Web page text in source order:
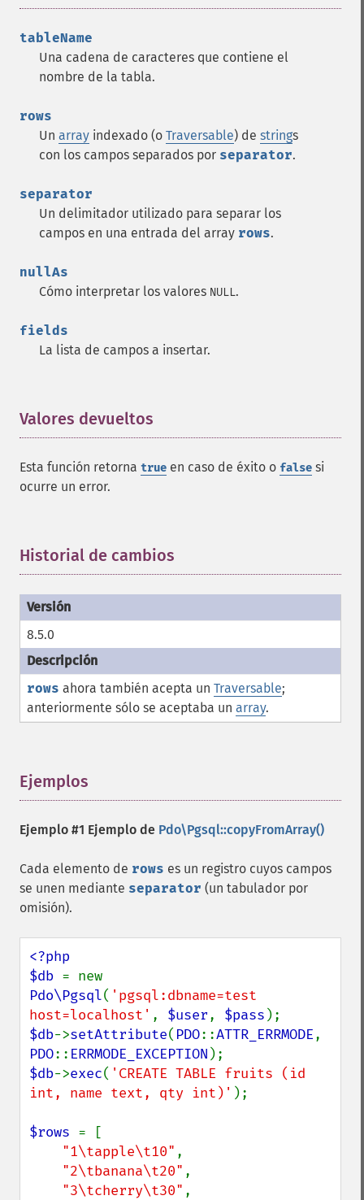
tableName
Una cadena de caracteres que contiene el
nombre de la tabla.
rows
Un array indexado (o Traversable) de strings
con los campos separados por separator.
separator
Un delimitador utilizado para separar los
campos en una entrada del array rows.
nullAs
Cómo interpretar los valores NULL.
fields
La lista de campos a insertar.
Valores devueltos
Esta función retorna true en caso de éxito o false si
ocurre un error.
Historial de cambios
8.5.0
rows ahora también acepta un Traversable;
anteriormente sólo se aceptaba un array.
Ejemplos
Ejemplo #1 Ejemplo de Pdo\Pgsql::copyFromArray()
Cada elemento de rows es un registro cuyos campos
se unen mediante separator (un tabulador por
omisión).
<?php
$db
Pdo\Pgsql( 'pgsql:dbname=test
host=localhost' , $user, $pass
$db->setAttribute( PDO::ATTR_ERRMODE
PDO:: ERRMODE_EXCEPTION
$db->exec( 'CREATE TABLE fruits (id
int, name text, qty int)' );
$rows = [
"1\tapple\t10" ,
"2\tbanana\t20" ,
"3\tcherry\t30" ,